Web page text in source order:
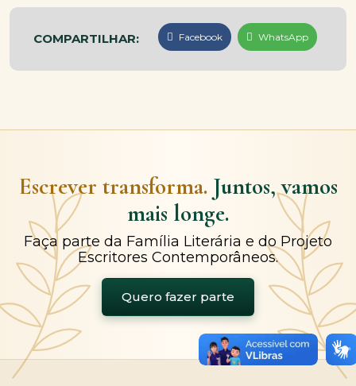
COMPARTILHAR: Facebook WhatsApp
Escrever transforma. Juntos, vamos
mais longe.
Faça parte da Família Literária e do Projeto
Escritores Contemporâneos.
Quero fazer parte